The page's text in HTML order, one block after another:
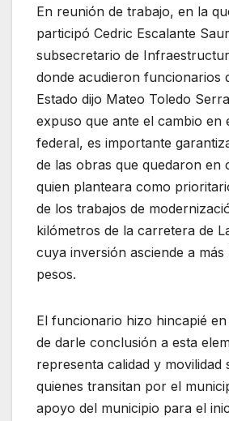
En reunión de trabajo, en la
participó Cedric Escalante
subsecretario de
donde acudieron funcionarios
Estado dijo Mateo Toledo
expuso que ante el cambio en
federal, es importante
de las obras que quedaron en
quien planteara como
de los trabajos de
kilómetros de la carretera de
cuya inversión asciende a más
pesos.
El funcionario hizo hincapié
de darle conclusión a esta
representa calidad y movilidad
quienes transitan por el
apoyo del municipio para el